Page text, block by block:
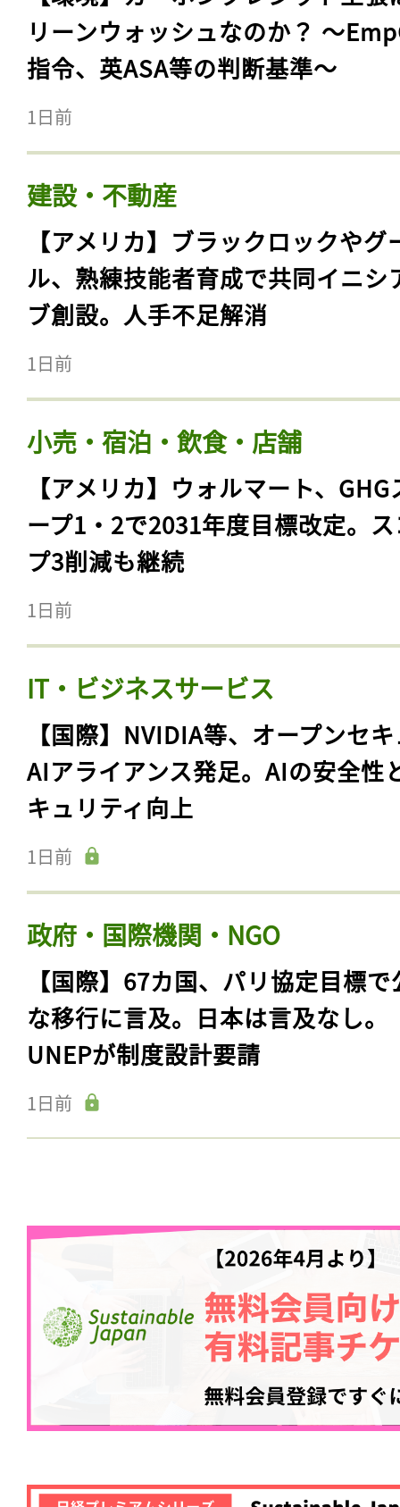
リーンウォッシュなのか？ 〜
指令、英ASA等の判断基準〜
1日前
建設・不動産
【アメリカ】ブラックロックやグ
ル、熟練技能者育成で共同イニシ
ブ創設。人手不足解消
1日前
小売・宿泊・飲食・店舗
【アメリカ】ウォルマート、GHG
ープ1・2で2031年度目標改定。
プ3削減も継続
1日前
IT・ビジネスサービス
【国際】NVIDIA等、オープンセ
AIアライアンス発足。AIの安全性
キュリティ向上
1日前
政府・国際機関・NGO
【国際】67カ国、パリ協定目標で
な移行に言及。日本は言及なし。
UNEPが制度設計要請
1日前